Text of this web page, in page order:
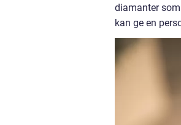
diamanter
kan ge en